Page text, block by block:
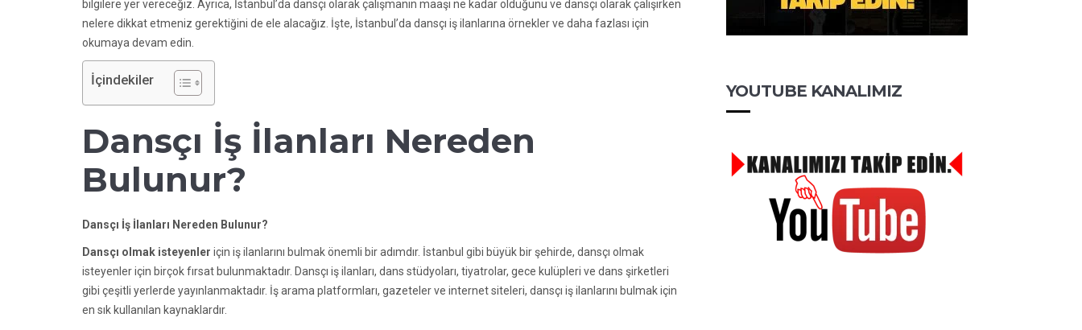
bilgilere yer vereceğiz. Ayrıca, İstanbul’da dansçı olarak çalışmanın maaşı ne kadar olduğunu ve dansçı olarak çalışırken
nelere dikkat etmeniz gerektiğini de ele alacağız. İşte, İstanbul’da dansçı iş ilanlarına örnekler ve daha fazlası için
okumaya devam edin.
İçindekiler
Dansçı İş İlanları Nereden
Bulunur?
Dansçı İş İlanları Nereden Bulunur?
Dansçı olmak isteyenler için iş ilanlarını bulmak önemli bir adımdır. İstanbul gibi büyük bir şehirde, dansçı olmak
isteyenler için birçok fırsat bulunmaktadır. Dansçı iş ilanları, dans stüdyoları, tiyatrolar, gece kulüpleri ve dans şirketleri
gibi çeşitli yerlerde yayınlanmaktadır. İş arama platformları, gazeteler ve internet siteleri, dansçı iş ilanlarını bulmak için
en sık kullanılan kaynaklardır.
YOUTUBE KANALIMIZ